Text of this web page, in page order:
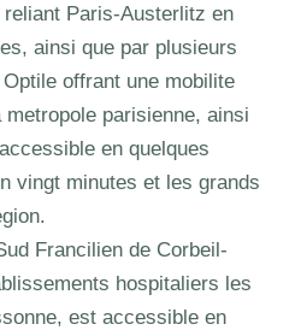
Paris-Austerlitz en
ainsi que par plusieurs
offrant une mobilite
parisienne, ainsi
en quelques
vingt minutes et les grands
Francilien de Corbeil-
hospitaliers les
est accessible en